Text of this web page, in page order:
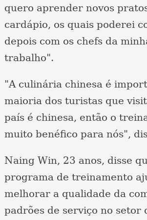
quero aprender novos
cardápio, os quais poderei
depois com os chefs da
trabalho".
"A culinária chinesa é
maioria dos turistas que
país é chinesa, então o
muito benéfico para nós",
Naing Win, 23 anos, disse
programa de treinamento
melhorar a qualidade da
padrões de serviço no setor